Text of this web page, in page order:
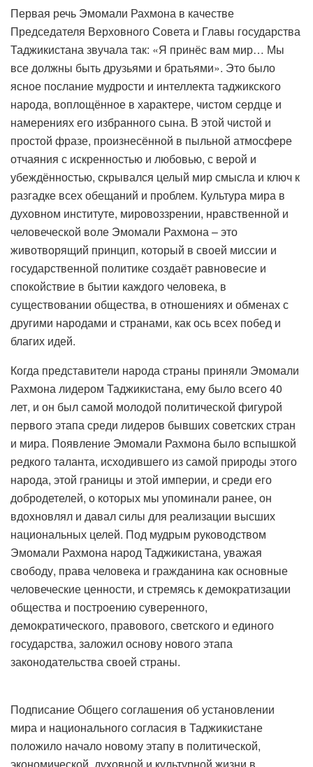
Первая речь Эмомали Рахмона в качестве
Председателя Верховного Совета и Главы государства
Таджикистана звучала так: «Я принёс вам мир… Мы
все должны быть друзьями и братьями». Это было
ясное послание мудрости и интеллекта таджикского
народа, воплощённое в характере, чистом сердце и
намерениях его избранного сына. В этой чистой и
простой фразе, произнесённой в пыльной атмосфере
отчаяния с искренностью и любовью, с верой и
убеждённостью, скрывался целый мир смысла и ключ к
разгадке всех обещаний и проблем. Культура мира в
духовном институте, мировоззрении, нравственной и
человеческой воле Эмомали Рахмона – это
животворящий принцип, который в своей миссии и
государственной политике создаёт равновесие и
спокойствие в бытии каждого человека, в
существовании общества, в отношениях и обменах с
другими народами и странами, как ось всех побед и
благих идей.
Когда представители народа страны приняли Эмомали
Рахмона лидером Таджикистана, ему было всего 40
лет, и он был самой молодой политической фигурой
первого этапа среди лидеров бывших советских стран
и мира. Появление Эмомали Рахмона было вспышкой
редкого таланта, исходившего из самой природы этого
народа, этой границы и этой империи, и среди его
добродетелей, о которых мы упоминали ранее, он
вдохновлял и давал силы для реализации высших
национальных целей. Под мудрым руководством
Эмомали Рахмона народ Таджикистана, уважая
свободу, права человека и гражданина как основные
человеческие ценности, и стремясь к демократизации
общества и построению суверенного,
демократического, правового, светского и единого
государства, заложил основу нового этапа
законодательства своей страны.
Подписание Общего соглашения об установлении
мира и национального согласия в Таджикистане
положило начало новому этапу в политической,
экономической, духовной и культурной жизни в